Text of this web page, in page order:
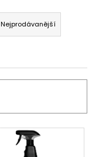
Nejprodávanější